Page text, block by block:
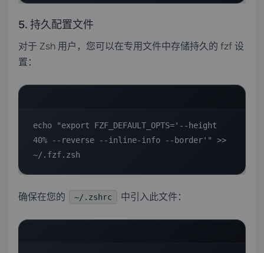
5. 持久配置文件
对于 Zsh 用户，您可以在专用文件中存储持久的 fzf 设
置：
echo "export FZF_DEFAULT_OPTS='--height
40% --reverse --inline-info --border'" >>
~/.fzf.zsh
确保在您的 ~/.zshrc 中引入此文件：